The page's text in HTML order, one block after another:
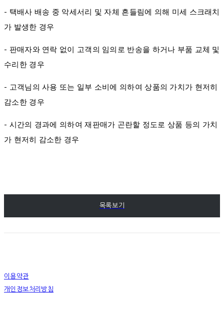
- 택배사 배송 중 악세서리 및 자체 흔들림에 의해 미세 스크래치
가 발생한 경우
- 판매자와 연락 없이 고객의 임의로 반송을 하거나 부품 교체 및
수리한 경우
- 고객님의 사용 또는 일부 소비에 의하여 상품의 가치가 현저히
감소한 경우
- 시간의 경과에 의하여 재판매가 곤란할 정도로 상품 등의 가치
가 현저히 감소한 경우
목록보기
이용약관
개인정보처리방침